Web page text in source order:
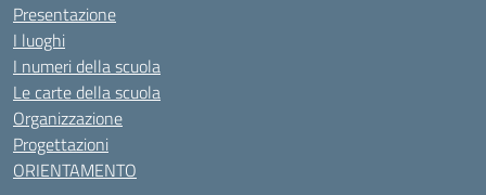
Presentazione
I luoghi
I numeri della scuola
Le carte della scuola
Organizzazione
Progettazioni
ORIENTAMENTO